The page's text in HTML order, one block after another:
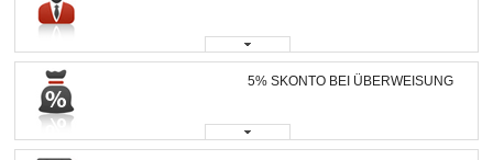
5% SKONTO BEI ÜBERWEISUNG